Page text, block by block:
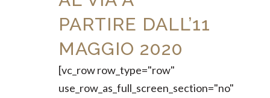
PARTIRE DALL’11
MAGGIO 2020
[vc_row row_type="row"
use_row_as_full_screen_section="no"